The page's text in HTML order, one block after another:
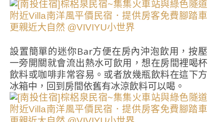
設置簡單的迷你Bar方便在房內沖泡飲用，按壓
一旁開關就會流出熱水可飲用，想在房間裡喝杯
飲料或咖啡非常容易。或者放幾瓶飲料在這下方
冰箱中，回到房間依舊有冰涼飲料可以喝。